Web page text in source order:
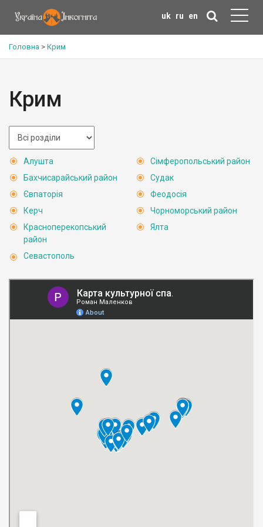
uk ru en
Головна > Крим
Крим
Алушта
Бахчисарайський район
Євпаторія
Керч
Красноперекопський
район
Севастополь
Сімферопольський район
Судак
Феодосія
Чорноморський район
Ялта